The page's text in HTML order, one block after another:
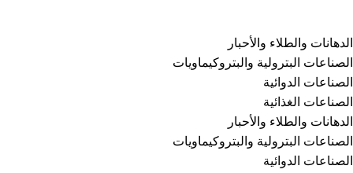
⁠الدهانات والطلاء والأحبار
الصناعات البترولية والبتروكيماويات
الصناعات الدوائية
الصناعات الغذائية
⁠الدهانات والطلاء والأحبار
الصناعات البترولية والبتروكيماويات
الصناعات الدوائية